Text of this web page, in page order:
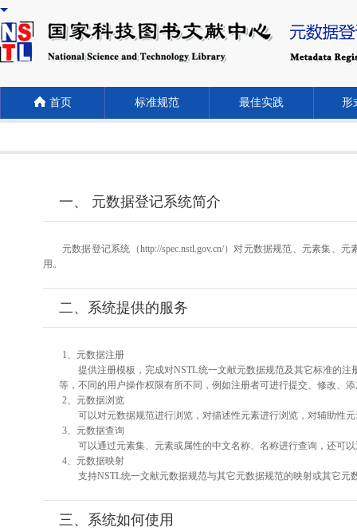
首页 标准规范 最佳实践 形
一、 元数据登记系统简介
元数据登记系统（http://spec.nstl.gov.cn/）对元数据规范、元素集
用。
二、系统提供的服务
1、元数据注册
提供注册模板，完成对NSTL统一文献元数据规范及其它标准的
等，不同的用户操作权限有所不同，例如注册者可进行提交、修改、
2、元数据浏览
可以对元数据规范进行浏览，对描述性元素进行浏览，对辅助性
3、元数据查询
可以通过元素集、元素或属性的中文名称、名称进行查询，还可
4、元数据映射
支持NSTL统一文献元数据规范与其它元数据规范的映射或其它元
三、系统如何使用